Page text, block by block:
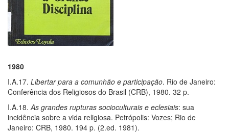
1980
I.A.17. Libertar para a comunhão e participação. Rio de Janeiro:
Conferência dos Religiosos do Brasil (CRB), 1980. 32 p.
I.A.18.As grandes rupturas socioculturais e eclesiais: sua
incidência sobre a vida religiosa. Petrópolis: Vozes; Rio de
Janeiro: CRB, 1980. 194 p. (2.ed. 1981).